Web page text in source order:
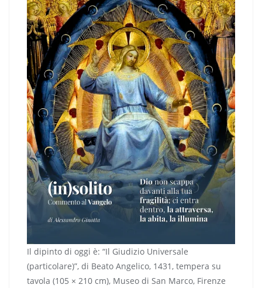
Il dipinto di oggi è: “Il Giudizio Universale
(particolare)”, di Beato Angelico, 1431, tempera su
tavola (105 × 210 cm), Museo di San Marco, Firenze